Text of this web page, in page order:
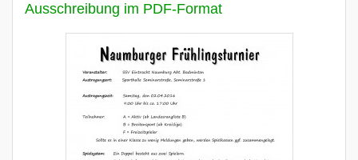
Ausschreibung im PDF-Format